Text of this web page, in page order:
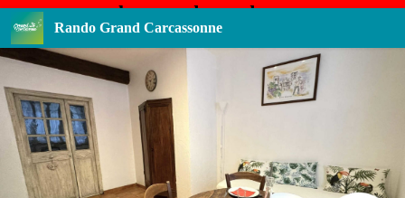
plus grande prudence.
Rando Grand Carcassonne